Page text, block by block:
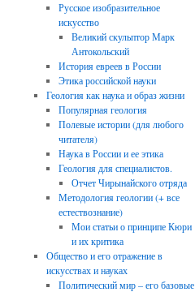
Русское изобразительное
искусство
Великий скульптор Марк
Антокольский
История евреев в России
Этика российской науки
Геология как наука и образ жизни
Популярная геология
Полевые истории (для любого
читателя)
Наука в России и ее этика
Геология для специалистов.
Отчет Чирынайского отряда
Методология геологии (+ все
естествознание)
Мои статьи о принципе Кюри
и их критика
Общество и его отражение в
искусствах и науках
Политический мир – его базовые